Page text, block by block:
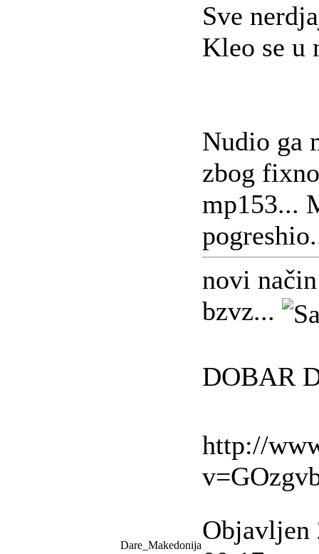
Sve
Kleo se u
Nudio ga
zbog
mp153...
novi
bzvz...
DOBAR
http://
Dare_Makedonija
Objavljen